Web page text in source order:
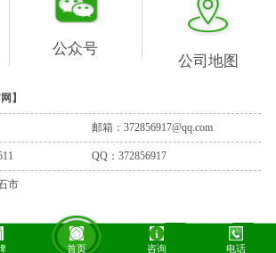
公众号
公司地图
】
邮箱：372856917@qq.com
QQ：372856917
市
首页 咨询 电话